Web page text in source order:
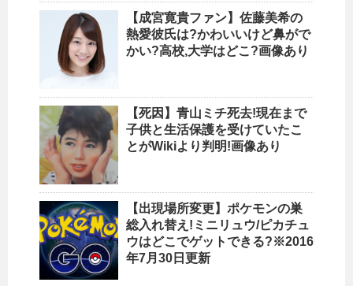
【成宮寛貴ファン】佐藤美希の
熱愛彼氏は?かわいいけど鼻がで
かい?高校,大学はどこ?画像あり
【死因】青山ミチ死去!現在まで
子供と生活保護を受けていたこ
とがWikiより判明!画像あり
【出現場所変更】ポケモンの巣
総入れ替え!ミニリュウ/ピカチュ
ウはどこでゲットできる?※2016
年7月30日更新